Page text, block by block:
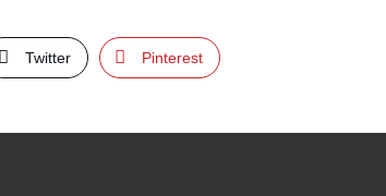
Twitter Pinterest